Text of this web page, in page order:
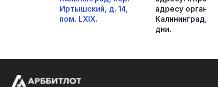
Иртышский, д. 14,
пом. LXIX.
адресу
Калининград,
дни.